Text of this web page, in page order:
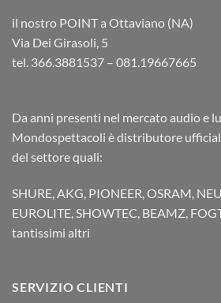
il nostro POINT a Ottaviano (NA)
Via Dei Girasoli, 5
tel. 366.3881537 – 081.19667665
Da anni presenti nel mercato audio e
Mondospettacoli è distributore
del settore quali:
SHURE, AKG, PIONEER, OSRAM,
EUROLITE, SHOWTEC, BEAMZ,
tantissimi altri
SERVIZIO CLIENTI